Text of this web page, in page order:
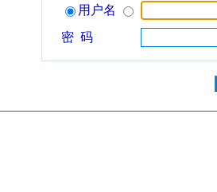
用户名
密 码